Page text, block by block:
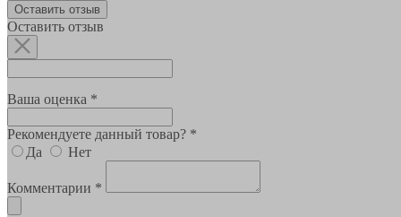
Оставить отзыв
Оставить отзыв
Ваша оценка *
Рекомендуете данный товар? *
Да
Нет
Комментарии *